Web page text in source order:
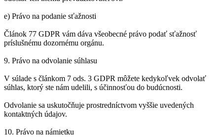
e) Právo na podanie sťažnosti
Článok 77 GDPR vám dáva všeobecné právo podať sťažnosť
príslušnému dozornému orgánu.
9. Právo na odvolanie súhlasu
V súlade s článkom 7 ods. 3 GDPR môžete kedykoľvek odvolať
súhlas, ktorý ste nám udelili, s účinnosťou do budúcnosti.
Odvolanie sa uskutočňuje prostredníctvom vyššie uvedených
kontaktných údajov.
10. Právo na námietku